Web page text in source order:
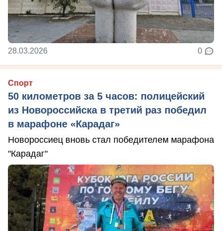
28.03.2026 0
Спорт
50 километров за 5 часов: полицейский
из Новороссийска в третий раз победил
в марафоне «Карадаг»
Новороссиец вновь стал победителем марафона
"Карадаг"